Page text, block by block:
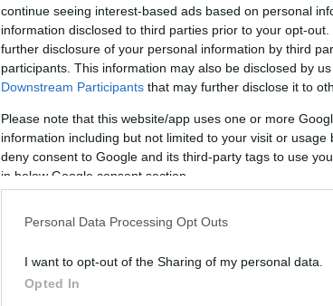
continue seeing interest-based ads based on personal
information disclosed to third parties prior to your opt-
further disclosure of your personal information by third
participants. This information may also be disclosed by
Downstream Participants that may further disclose it to
Please note that this website/app uses one or more
information including but not limited to your visit or
deny consent to Google and its third-party tags to use
in below Google consent section.
Personal Data Processing Opt Outs
I want to opt-out of the Sharing of my personal data.
Opted In